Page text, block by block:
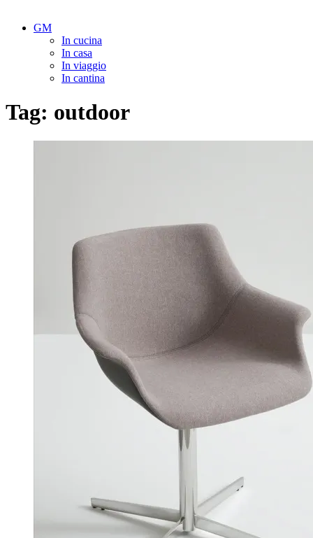
GM
In cucina
In casa
In viaggio
In cantina
Tag: outdoor